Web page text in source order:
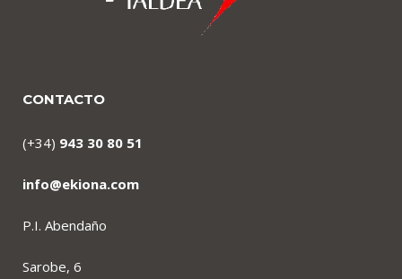
CONTACTO
(+34) 943 30 80 51
info@ekiona.com
P.I. Abendaño
Sarobe, 6